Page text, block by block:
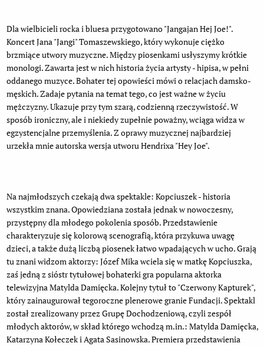
Dla wielbicieli rocka i bluesa przygotowano "Jangajan Hej Joe!".
Koncert Jana "Jangi" Tomaszewskiego, który wykonuje ciężko
brzmiące utwory muzyczne. Między piosenkami usłyszymy krótkie
monologi. Zawarta jest w nich historia życia artysty - hipisa, w pełni
oddanego muzyce. Bohater tej opowieści mówi o relacjach damsko-
męskich. Zadaje pytania na temat tego, co jest ważne w życiu
mężczyzny. Ukazuje przy tym szarą, codzienną rzeczywistość. W
sposób ironiczny, ale i niekiedy zupełnie poważny, wciąga widza w
egzystencjalne przemyślenia. Z oprawy muzycznej najbardziej
urzekła mnie autorska wersja utworu Hendrixa "Hey Joe".
Na najmłodszych czekają dwa spektakle: Kopciuszek - historia
wszystkim znana. Opowiedziana została jednak w nowoczesny,
przystępny dla młodego pokolenia sposób. Przedstawienie
charakteryzuje się kolorową scenografią, która przykuwa uwagę
dzieci, a także dużą liczbą piosenek łatwo wpadających w ucho. Grają
tu znani widzom aktorzy: Józef Mika wciela się w matkę Kopciuszka,
zaś jedną z sióstr tytułowej bohaterki gra popularna aktorka
telewizyjna Matylda Damięcka. Kolejny tytuł to "Czerwony Kapturek",
który zainaugurował tegoroczne plenerowe granie Fundacji. Spektakl
został zrealizowany przez Grupę Dochodzeniową, czyli zespół
młodych aktorów, w skład którego wchodzą m.in.: Matylda Damięcka,
Katarzyna Kołeczek i Agata Sasinowska. Premiera przedstawienia